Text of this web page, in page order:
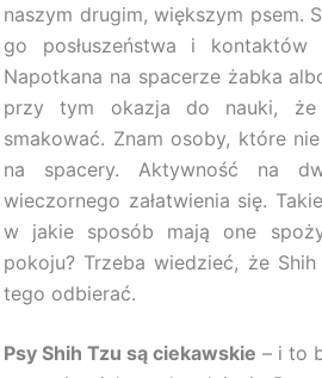
naszym drugim, większym psem.
go posłuszeństwa i
Napotkana na spacerze żabka
przy tym okazja do nauki,
smakować. Znam osoby, które
na spacery. Aktywność na
wieczornego załatwienia się.
w jakie sposób mają one
pokoju? Trzeba wiedzieć, że
tego odbierać.
Psy Shih Tzu są ciekawskie – i to